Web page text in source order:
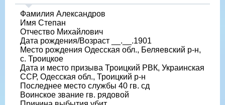
Фамилия Александров
Имя Степан
Отчество Михайлович
Дата рождения/Возраст __.__.1901
Место рождения Одесская обл., Беляевский р-н,
с. Троицкое
Дата и место призыва Троицкий РВК, Украинская
ССР, Одесская обл., Троицкий р-н
Последнее место службы 40 гв. сд
Воинское звание гв. рядовой